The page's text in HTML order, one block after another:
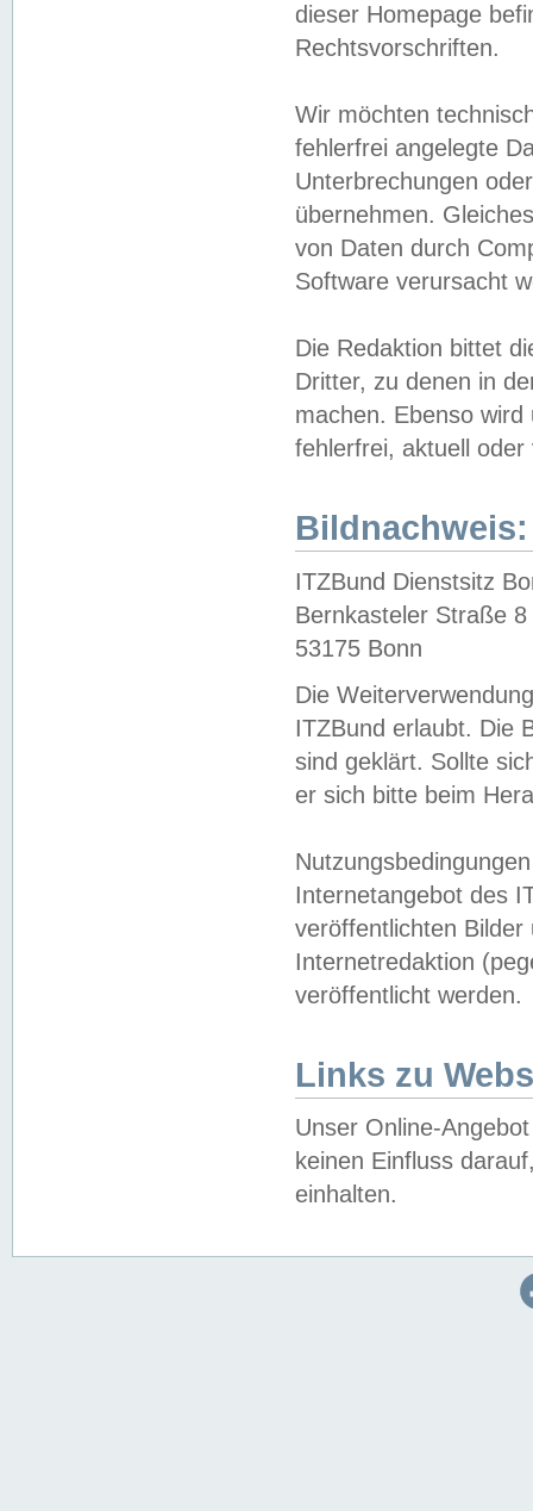
dieser Homepage
Rechtsvorschriften.
Wir möchten
fehlerfrei angelegte
Unterbrechungen
übernehmen.
von Daten durch
Software verursacht
Die Redaktion bittet
Dritter, zu denen in
machen. Ebenso
fehlerfrei, aktuell oder
Bildnachweis:
ITZBund Dienstsitz
Bernkasteler Straße 8
53175 Bonn
Die
ITZBund erlaubt. Die
sind geklärt. Sollte
er sich bitte beim
Internetangebot des
veröffentlichten
Internetredaktion
veröffentlicht werden.
Links zu
Unser Online-
keinen Einfluss
einhalten.